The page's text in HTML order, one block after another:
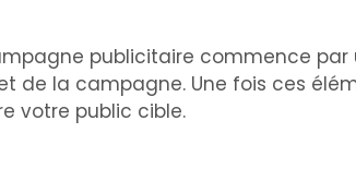
publicitaire commence
de la campagne. Une fois ces
votre public cible.